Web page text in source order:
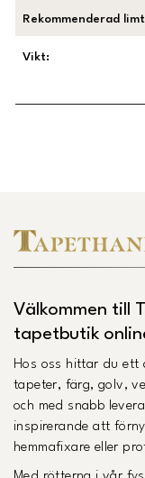
Rekommenderad
Vikt:
Välkommen till
tapetbutik
Hos oss hittar du ett
tapeter, färg, golv,
och med snabb
inspirerande att
hemmafixare eller